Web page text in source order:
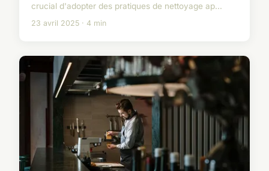
crucial d'adopter des pratiques de nettoyage ap...
23 avril 2025 · 4 min